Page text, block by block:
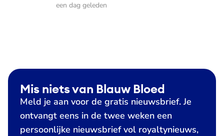
een dag geleden
Mis niets van Blauw Bloed
Meld je aan voor de gratis nieuwsbrief. Je
ontvangt eens in de twee weken een
persoonlijke nieuwsbrief vol royaltynieuws,